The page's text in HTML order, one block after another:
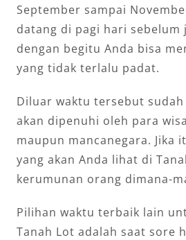
September sampai
datang di pagi hari sebelum
dengan begitu Anda bisa
yang tidak terlalu padat.
Diluar waktu tersebut
akan dipenuhi oleh para
maupun mancanegara. Jika
yang akan Anda lihat di
kerumunan orang dimana-
Pilihan waktu terbaik lain
Tanah Lot adalah saat sore